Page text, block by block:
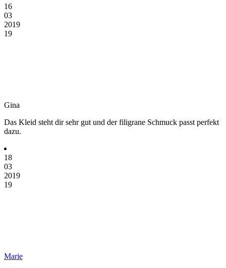
16
03
2019
19
Gina
Das Kleid steht dir sehr gut und der filigrane Schmuck passt perfekt
dazu.
18
03
2019
19
Marie